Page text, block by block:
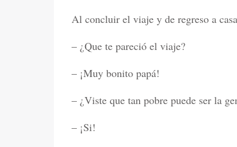
Al concluir el viaje y de regreso a
– ¿Que te pareció el viaje?
– ¡Muy bonito papá!
– ¿Viste que tan pobre puede ser la
– ¡Si!